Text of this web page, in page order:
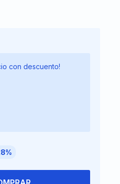
con descuento!